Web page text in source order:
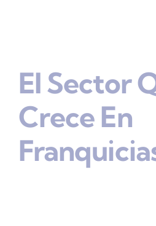
El Sector
Crece En